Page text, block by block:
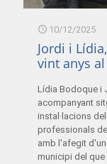
10/12/2025
Jordi i
vint anys
Lídia Bodoque i
acompanyant
instal·lacions
professionals
amb l'afegit d'un
municipi del que